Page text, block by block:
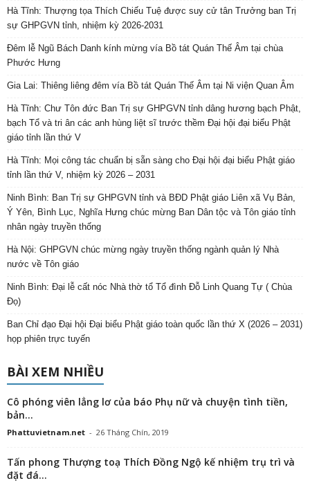
Hà Tĩnh: Thượng tọa Thích Chiếu Tuệ được suy cử tân Trưởng ban Trị
sự GHPGVN tỉnh, nhiệm kỳ 2026-2031
Đêm lễ Ngũ Bách Danh kính mừng vía Bồ tát Quán Thế Âm tại chùa
Phước Hưng
Gia Lai: Thiêng liêng đêm vía Bồ tát Quán Thế Âm tại Ni viện Quan Âm
Hà Tĩnh: Chư Tôn đức Ban Trị sự GHPGVN tỉnh dâng hương bạch Phật,
bạch Tổ và tri ân các anh hùng liệt sĩ trước thềm Đại hội đại biểu Phật
giáo tỉnh lần thứ V
Hà Tĩnh: Mọi công tác chuẩn bị sẵn sàng cho Đại hội đại biểu Phật giáo
tỉnh lần thứ V, nhiệm kỳ 2026 – 2031
Ninh Bình: Ban Trị sự GHPGVN tỉnh và BĐD Phật giáo Liên xã Vụ Bản,
Ý Yên, Bình Lục, Nghĩa Hưng chúc mừng Ban Dân tộc và Tôn giáo tỉnh
nhân ngày truyền thống
Hà Nội: GHPGVN chúc mừng ngày truyền thống ngành quản lý Nhà
nước về Tôn giáo
Ninh Bình: Đại lễ cất nóc Nhà thờ tổ Tổ đình Đỗ Linh Quang Tự ( Chùa
Đọ)
Ban Chỉ đạo Đại hội Đại biểu Phật giáo toàn quốc lần thứ X (2026 – 2031)
họp phiên trực tuyến
BÀI XEM NHIỀU
Cô phóng viên lẳng lơ của báo Phụ nữ và chuyện tình tiền,
bản...
Phattuvietnam.net - 26 Tháng Chín, 2019
Tấn phong Thượng toạ Thích Đồng Ngộ kế nhiệm trụ trì và
đặt đá...